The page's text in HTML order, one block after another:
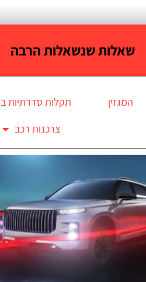
שאלות שנשאלות הרבה
המגזין תקלות סדרתיות
צרכנות רכב